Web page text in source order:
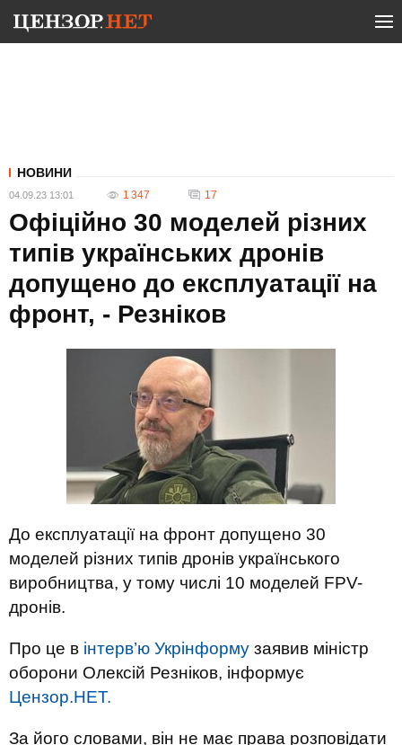
НОВИНИ
04.09.23 13:01 1 347 17
Офіційно 30 моделей різних
типів українських дронів
допущено до експлуатації на
фронт, - Резніков
До експлуатації на фронт допущено 30
моделей різних типів дронів українського
виробництва, у тому числі 10 моделей FPV-
дронів.
Про це в інтерв’ю Укрінформу заявив міністр
оборони Олексій Резніков, інформує
Цензор.НЕТ.
За його словами, він не має права розповідати